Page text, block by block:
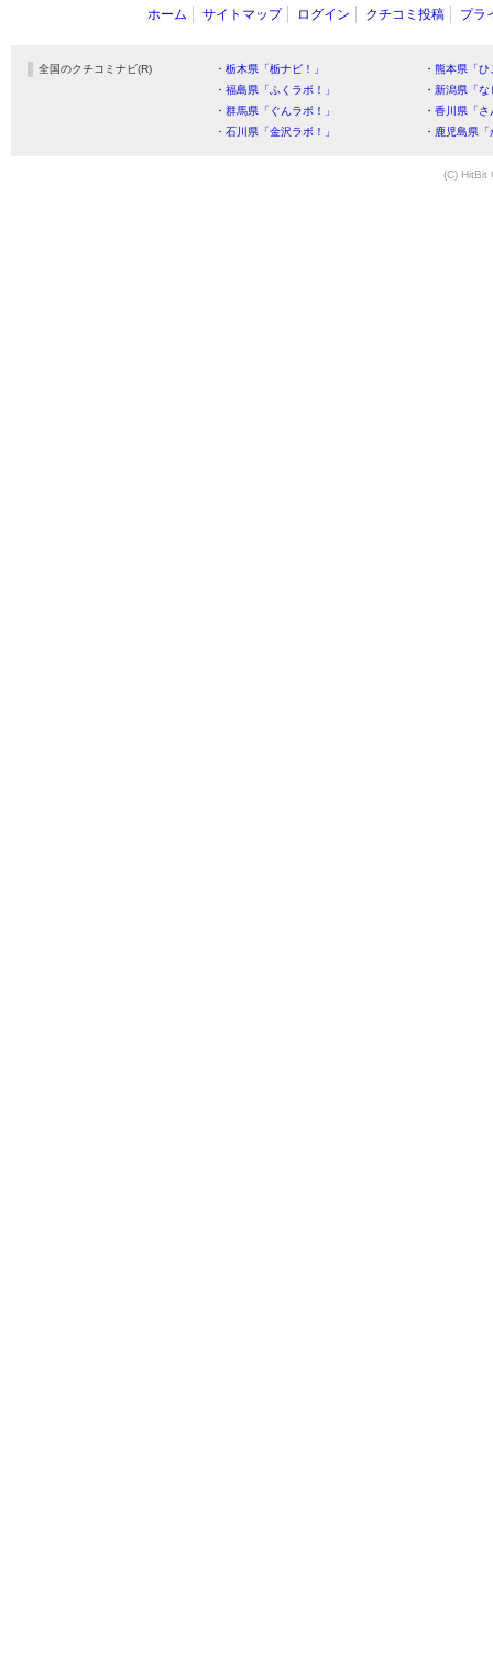
ホーム サイトマップ ログイン クチコミ投稿 プラ
全国のクチコミナビ(R) ・栃木県「栃ナビ！」
・熊本県「
・福島県「ふくラボ！」
・新潟県「
・群馬県「ぐんラボ！」
・香川県「
・石川県「金沢ラボ！」
・鹿児島県
(C) HitBit